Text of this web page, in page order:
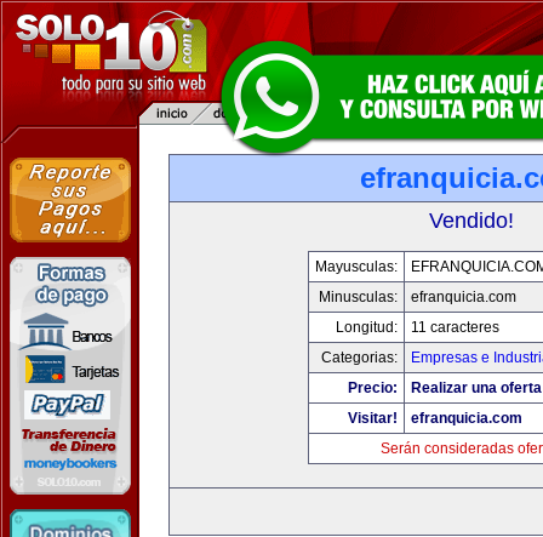
Vendido!
Mayusculas:
Minusculas:
efranquicia.com
Longitud:
11 caracteres
Categorias:
Empresas e
Precio:
Realizar una
Visitar!
efranquicia.com
Serán consideradas